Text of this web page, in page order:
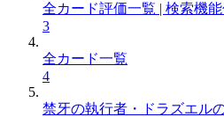
全カード評価一覧 | 検索機能
3
全カード一覧
4
禁牙の執行者・ドラズエル